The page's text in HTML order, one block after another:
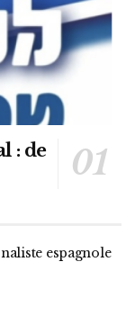
: de
espagnole